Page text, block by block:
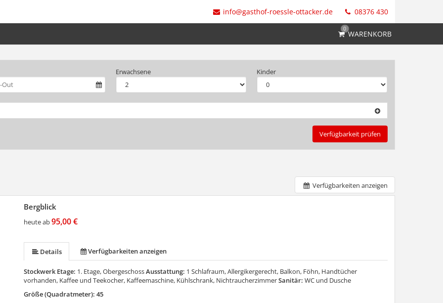
info@gasthof-roessle-ottacker.de 08376 430
0
WARENKORB
Erwachsene Kinder
Verfügbarkeit prüfen
Verfügbarkeiten anzeigen
Bergblick
heute ab95,00 €
Details Verfügbarkeiten anzeigen
Stockwerk Etage: 1. Etage, ObergeschossAusstattung: 1 Schlafraum, Allergikergerecht, Balkon, Föhn, Handtücher
vorhanden, Kaffee und Teekocher, Kaffeemaschine, Kühlschrank, NichtraucherzimmerSanitär: WC und Dusche
Größe (Quadratmeter): 45